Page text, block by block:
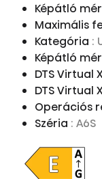
Képátló
Maximális
Kategória :
Képátló
DTS Virtual
DTS Virtual
Operációs
Széria : A6S